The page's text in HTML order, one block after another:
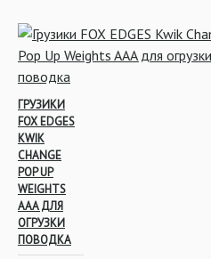
ГРУЗИКИ
FOX EDGES
KWIK
CHANGE
POP UP
WEIGHTS
AAA ДЛЯ
ОГРУЗКИ
ПОВОДКА